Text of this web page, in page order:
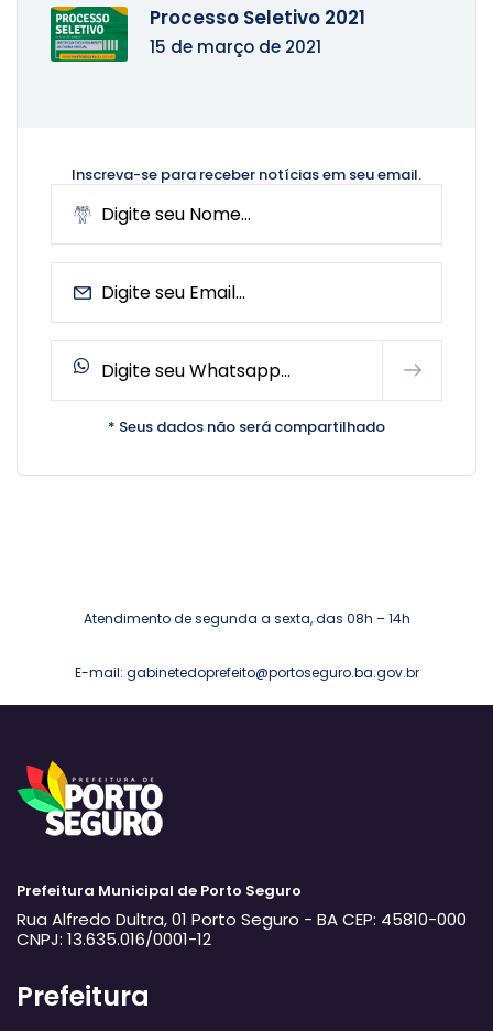
Processo Seletivo 2021
15 de março de 2021
Inscreva-se para receber notíciasem seu email.
* Seus dados não será compartilhado
Atendimento de segunda a sexta, das 08h – 14h
E-mail: gabinetedoprefeito@portoseguro.ba.gov.br
Prefeitura Municipal de Porto Seguro
Rua Alfredo Dultra, 01 Porto Seguro - BACEP: 45810-000
CNPJ: 13.635.016/0001-12
Prefeitura